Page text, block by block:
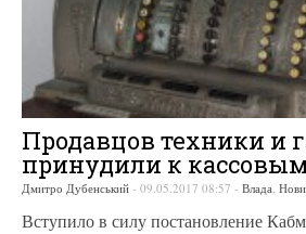
Продавцов техники и
принудили к
Дмитро Дубенський - 09.05.2017 08:57 - Влада
Вступило в силу постановление